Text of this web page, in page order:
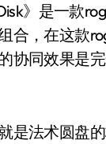
合，在这款
协同效果是
是法术圆盘